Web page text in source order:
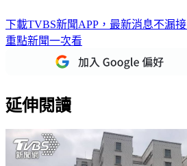
下載TVBS新聞APP，最新消息不漏接
重點新聞一次看
延伸閱讀